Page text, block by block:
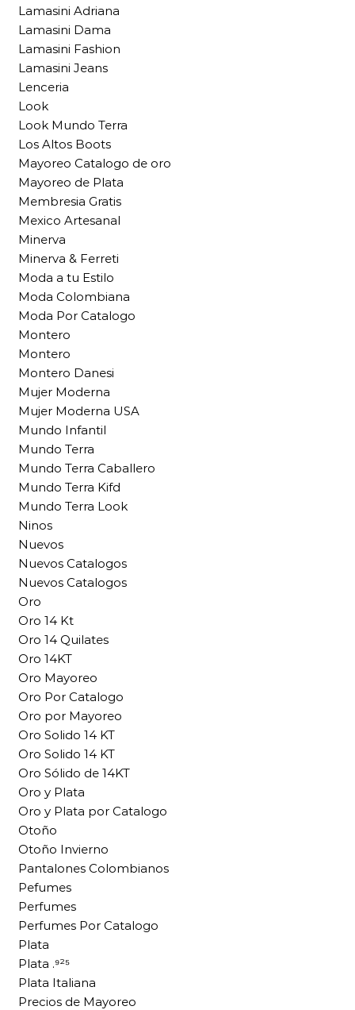
Lamasini Adriana
Lamasini Dama
Lamasini Fashion
Lamasini Jeans
Lenceria
Look
Look Mundo Terra
Los Altos Boots
Mayoreo Catalogo de oro
Mayoreo de Plata
Membresia Gratis
Mexico Artesanal
Minerva
Minerva & Ferreti
Moda a tu Estilo
Moda Colombiana
Moda Por Catalogo
Montero
Montero
Montero Danesi
Mujer Moderna
Mujer Moderna USA
Mundo Infantil
Mundo Terra
Mundo Terra Caballero
Mundo Terra Kifd
Mundo Terra Look
Ninos
Nuevos
Nuevos Catalogos
Nuevos Catalogos
Oro
Oro 14 Kt
Oro 14 Quilates
Oro 14KT
Oro Mayoreo
Oro Por Catalogo
Oro por Mayoreo
Oro Solido 14 KT
Oro Solido 14 KT
Oro Sólido de 14KT
Oro y Plata
Oro y Plata por Catalogo
Otoño
Otoño Invierno
Pantalones Colombianos
Pefumes
Perfumes
Perfumes Por Catalogo
Plata
Plata .⁹²⁵
Plata Italiana
Precios de Mayoreo